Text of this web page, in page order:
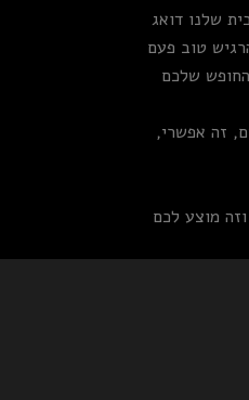
שלנו דואג
טוב פעם
שלכם
זה אפשרי,
מוצע לכם